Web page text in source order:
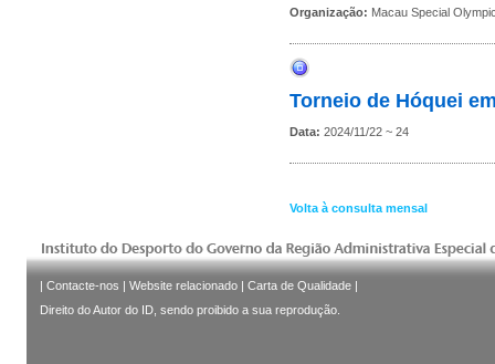
Organização: Macau Special
Torneio de Hóquei
Data: 2024/11/22 ~ 24
Volta à consulta mensal
| Contacte-nos | Website relacionado | Carta de Qualidade |
Direito do Autor do ID, sendo proibido a sua reprodução.